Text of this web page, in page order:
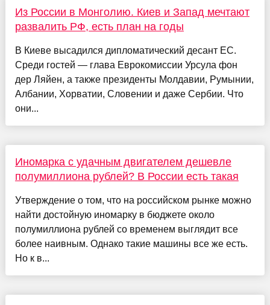
Из России в Монголию. Киев и Запад мечтают
развалить РФ, есть план на годы
В Киеве высадился дипломатический десант ЕС.
Среди гостей — глава Еврокомиссии Урсула фон
дер Ляйен, а также президенты Молдавии, Румынии,
Албании, Хорватии, Словении и даже Сербии. Что
они...
Иномарка с удачным двигателем дешевле
полумиллиона рублей? В России есть такая
Утверждение о том, что на российском рынке можно
найти достойную иномарку в бюджете около
полумиллиона рублей со временем выглядит все
более наивным. Однако такие машины все же есть.
Но к в...